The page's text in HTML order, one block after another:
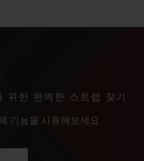
위한 완벽한 스트랩 찾기
기능을 사용해보세요